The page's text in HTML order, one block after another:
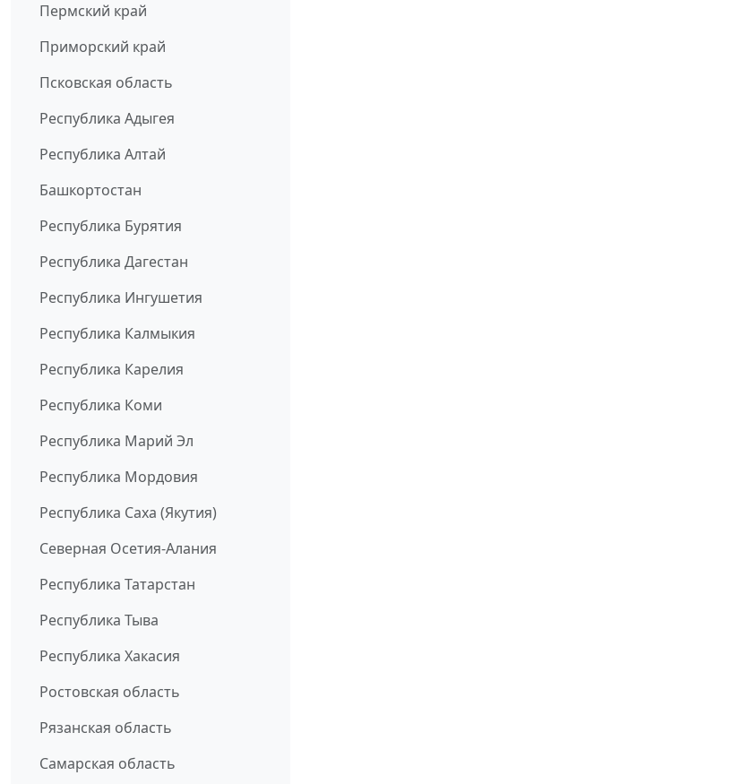
Пермский край
Приморский край
Псковская область
Республика Адыгея
Республика Алтай
Башкортостан
Республика Бурятия
Республика Дагестан
Республика Ингушетия
Республика Калмыкия
Республика Карелия
Республика Коми
Республика Марий Эл
Республика Мордовия
Республика Саха (Якутия)
Северная Осетия-Алания
Республика Татарстан
Республика Тыва
Республика Хакасия
Ростовская область
Рязанская область
Самарская область